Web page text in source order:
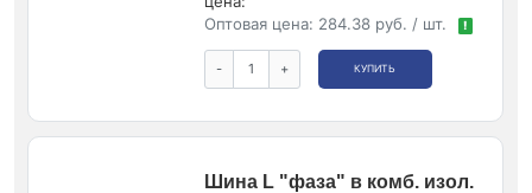
Оптовая цена: 284.38 руб. / шт. !
- + КУПИТЬ
Шина L "фаза" в комб. изол.